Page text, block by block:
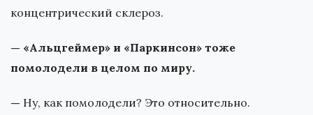
концентрический склероз.
— «Альцгеймер» и «Паркинсон» тоже
помолодели в целом по миру.
— Ну, как помолодели? Это относительно.